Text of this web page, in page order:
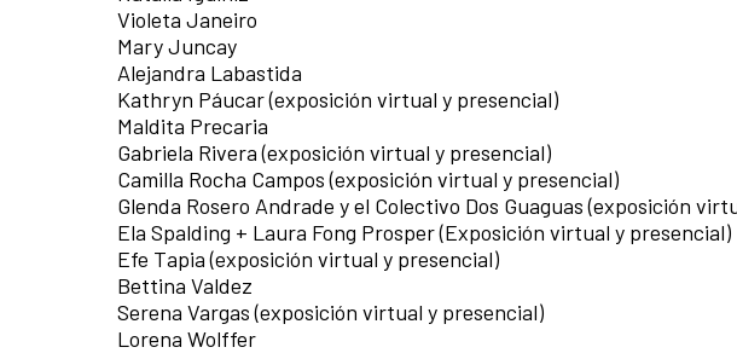
Violeta Janeiro
Mary Juncay
Alejandra Labastida
Kathryn Páucar (exposición virtual y presencial)
Maldita Precaria
Gabriela Rivera (exposición virtual y presencial)
Camilla Rocha Campos (exposición virtual y presencial)
Glenda Rosero Andrade y el Colectivo Dos Guaguas (exposición
Ela Spalding + Laura Fong Prosper (Exposición virtual y presencial)
Efe Tapia (exposición virtual y presencial)
Bettina Valdez
Serena Vargas (exposición virtual y presencial)
Lorena Wolffer